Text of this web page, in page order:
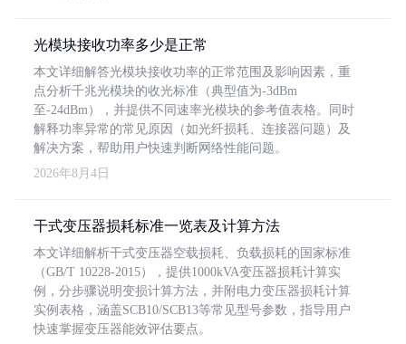
光模块接收功率多少是正常
本文详细解答光模块接收功率的正常范围及影响因素，重
点分析千兆光模块的收光标准（典型值为-3dBm
至-24dBm），并提供不同速率光模块的参考值表格。同时
解释功率异常的常见原因（如光纤损耗、连接器问题）及
解决方案，帮助用户快速判断网络性能问题。
2026年8月4日
干式变压器损耗标准一览表及计算方法
本文详细解析干式变压器空载损耗、负载损耗的国家标准
（GB/T 10228-2015），提供1000kVA变压器损耗计算实
例，分步骤说明变损计算方法，并附电力变压器损耗计算
实例表格，涵盖SCB10/SCB13等常见型号参数，指导用户
快速掌握变压器能效评估要点。